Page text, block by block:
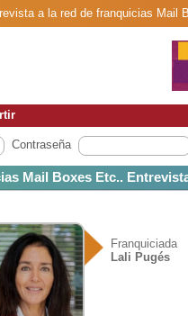
a la red de franquicias
Contraseña
Mail Boxes Etc..
Franquiciada
Lali Pugés